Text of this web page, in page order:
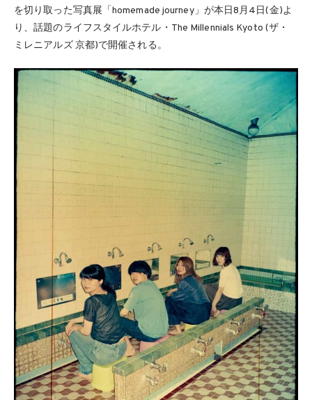
を切り取った写真展「homemade journey」が本日8月4日(金)よ
り、話題のライフスタイルホテル・The Millennials Kyoto (ザ・
ミレニアルズ 京都)で開催される。